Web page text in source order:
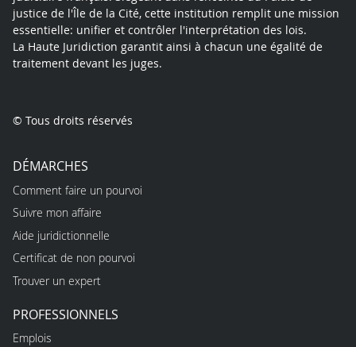
justice de l'Île de la Cité, cette institution remplit une mission
essentielle: unifier et contrôler l'interprétation des lois.
La Haute Juridiction garantit ainsi à chacun une égalité de
traitement devant les juges.
© Tous droits réservés
DÉMARCHES
Comment faire un pourvoi
Suivre mon affaire
Aide juridictionnelle
Certificat de non pourvoi
Trouver un expert
PROFESSIONNELS
Emplois